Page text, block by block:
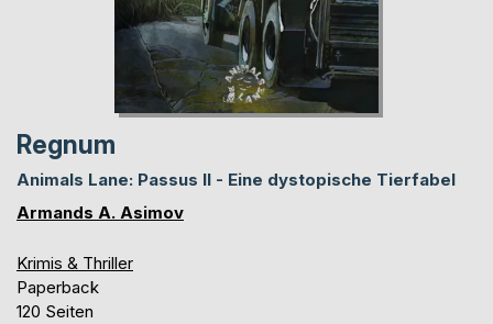
Regnum
Animals Lane: Passus II - Eine dystopische Tierfabel
Armands A. Asimov
Krimis & Thriller
Paperback
120 Seiten